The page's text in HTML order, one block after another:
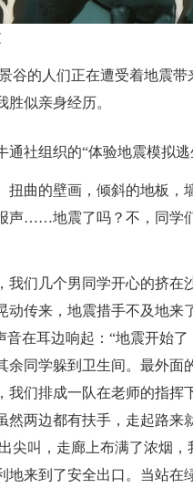
谷的人们正在遭受着地震
似亲身经历。
社组织的“体验地震模拟逃
扭曲的壁画，倾斜的地板，
声……地震了吗？不，同学
我们几个男同学开心的挤在
动传来，地震措手不及地来
音在耳边响起：“地震开始
余同学躲到卫生间。最外面
们排成一队在老师的指挥
然两边都有扶手，走起路来
尖叫，走廊上布满了浓烟
地来到了安全出口。当站在